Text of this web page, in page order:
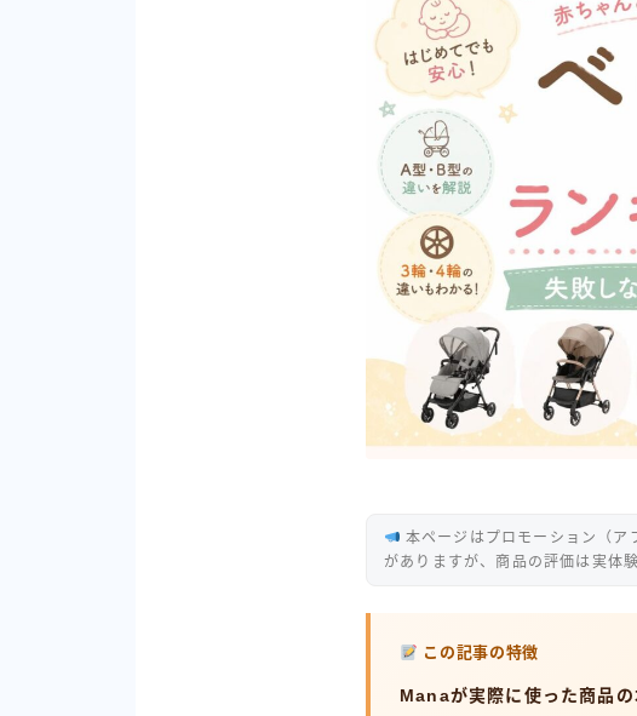
本ページはプロモーション（ア
がありますが、商品の評価は実体
この記事の特徴
Manaが実際に使った商品